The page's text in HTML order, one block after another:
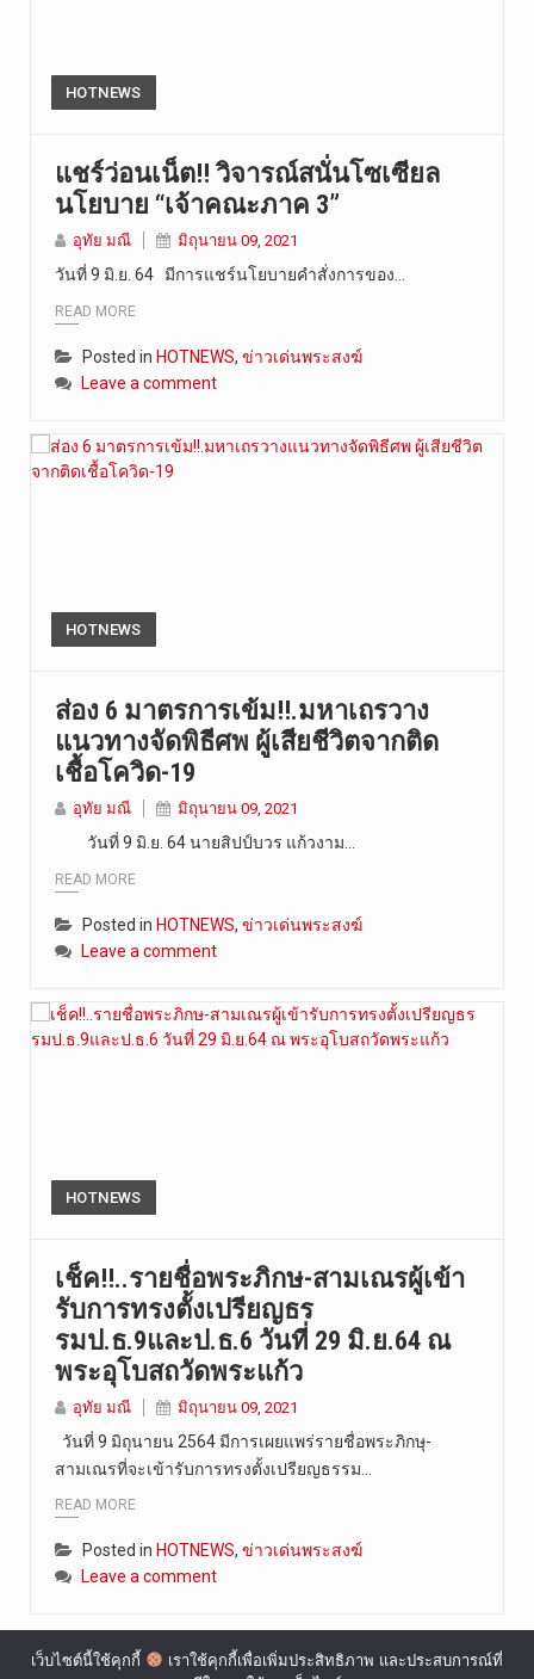
HOTNEWS
แชร์ว่อนเน็ต!! วิจารณ์สนั่นโซเซียล
นโยบาย “เจ้าคณะภาค 3”
อุทัย มณี มิถุนายน 09, 2021
วันที่ 9 มิ.ย. 64 มีการแชร์นโยบายคำสั่งการของ…
READ MORE
Posted in HOTNEWS, ข่าวเด่นพระสงฆ์
Leave a comment
HOTNEWS
ส่อง 6 มาตรการเข้ม!!.มหาเถรวาง
แนวทางจัดพิธีศพ ผู้เสียชีวิตจากติด
เชื้อโควิด-19
อุทัย มณี มิถุนายน 09, 2021
วันที่ 9 มิ.ย. 64 นายสิปป์บวร แก้วงาม…
READ MORE
Posted in HOTNEWS, ข่าวเด่นพระสงฆ์
Leave a comment
HOTNEWS
เช็ค!!..รายชื่อพระภิกษ-สามเณรผู้เข้า
รับการทรงตั้งเปรียญธร
รมป.ธ.9และป.ธ.6 วันที่ 29 มิ.ย.64 ณ
พระอุโบสถวัดพระแก้ว
อุทัย มณี มิถุนายน 09, 2021
วันที่ 9 มิถุนายน 2564 มีการเผยแพร่รายชื่อพระภิกษุ-
สามเณรที่จะเข้ารับการทรงตั้งเปรียญธรรม…
READ MORE
Posted in HOTNEWS, ข่าวเด่นพระสงฆ์
Leave a comment
เว็บไซต์นี้ใช้คุกกี้
เราใช้คุกกี้เพื่อเพิ่มประสิทธิภาพ และประสบการณ์ที่